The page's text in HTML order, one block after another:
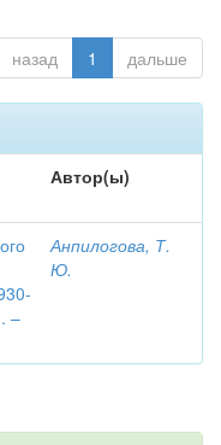
назад 1 дальше
Автор(ы)
–
Анпилогова, Т.
Ю.